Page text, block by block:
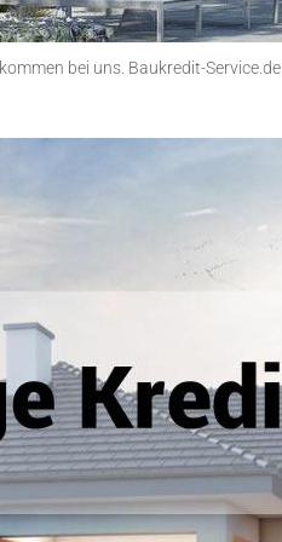
bei uns. Baukredit-Service.de